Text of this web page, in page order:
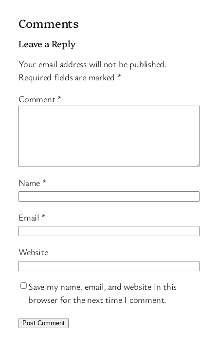
Comments
Leave a Reply
Your email address will not be published.
Required fields are marked *
Comment *
Name *
Email *
Website
Save my name, email, and website in this
browser for the next time I comment.